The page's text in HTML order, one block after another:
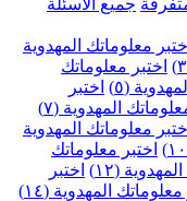
(٧)
اختبر
(١٤)